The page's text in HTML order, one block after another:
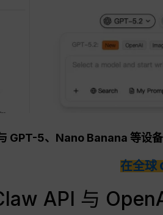
GPT-5、Nano Banana 等设
在全球
API 与